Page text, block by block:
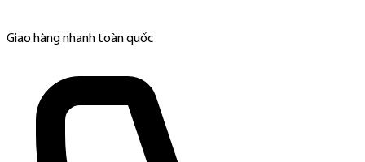
Giao hàng nhanh toàn quốc